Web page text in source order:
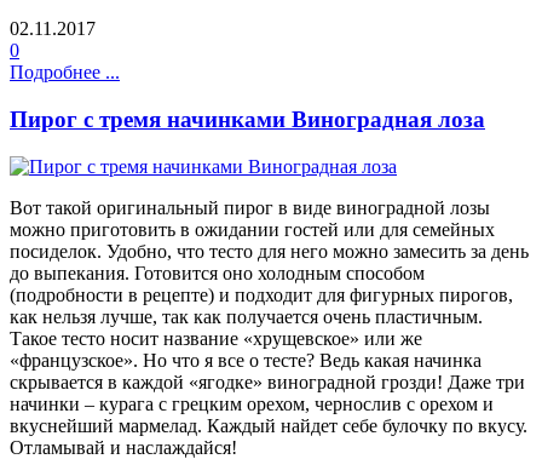
02.11.2017
0
Подробнее ...
Пирог с тремя начинками Виноградная лоза
Вот такой оригинальный пирог в виде виноградной лозы
можно приготовить в ожидании гостей или для семейных
посиделок. Удобно, что тесто для него можно замесить за день
до выпекания. Готовится оно холодным способом
(подробности в рецепте) и подходит для фигурных пирогов,
как нельзя лучше, так как получается очень пластичным.
Такое тесто носит название «хрущевское» или же
«французское». Но что я все о тесте? Ведь какая начинка
скрывается в каждой «ягодке» виноградной грозди! Даже три
начинки – курага с грецким орехом, чернослив с орехом и
вкуснейший мармелад. Каждый найдет себе булочку по вкусу.
Отламывай и наслаждайся!